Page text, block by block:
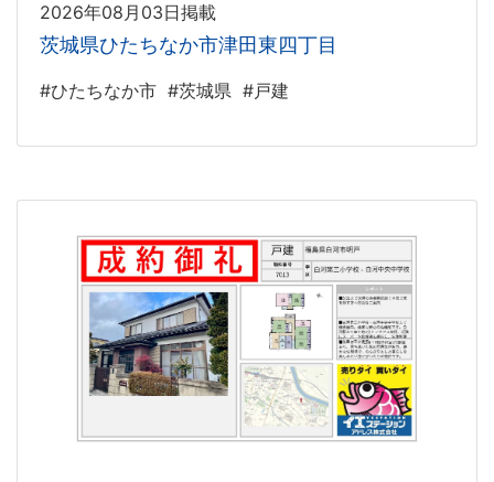
2026年08月03日掲載
茨城県ひたちなか市津田東四丁目
#ひたちなか市 #茨城県 #戸建